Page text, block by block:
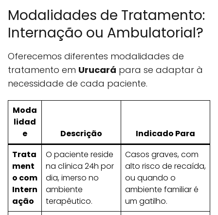
Modalidades de Tratamento:
Internação ou Ambulatorial?
Oferecemos diferentes modalidades de
tratamento em Urucará para se adaptar à
necessidade de cada paciente.
Moda
lidad
e
Descrição
Indicado Para
Trata
ment
o com
Intern
ação
O paciente reside
na clínica 24h por
dia, imerso no
ambiente
terapêutico.
Casos graves, com
alto risco de recaída,
ou quando o
ambiente familiar é
um gatilho.